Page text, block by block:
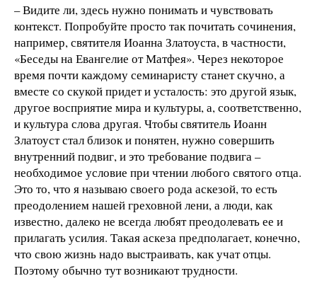
– Видите ли, здесь нужно понимать и чувствовать
контекст. Попробуйте просто так почитать сочинения,
например, святителя Иоанна Златоуста, в частности,
«Беседы на Евангелие от Матфея». Через некоторое
время почти каждому семинаристу станет скучно, а
вместе со скукой придет и усталость: это другой язык,
другое восприятие мира и культуры, а, соответственно,
и культура слова другая. Чтобы святитель Иоанн
Златоуст стал близок и понятен, нужно совершить
внутренний подвиг, и это требование подвига –
необходимое условие при чтении любого святого отца.
Это то, что я называю своего рода аскезой, то есть
преодолением нашей греховной лени, а люди, как
известно, далеко не всегда любят преодолевать ее и
прилагать усилия. Такая аскеза предполагает, конечно,
что свою жизнь надо выстраивать, как учат отцы.
Поэтому обычно тут возникают трудности.